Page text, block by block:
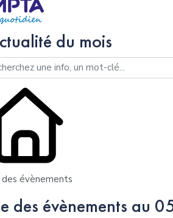
du mois
évènements
des évènements